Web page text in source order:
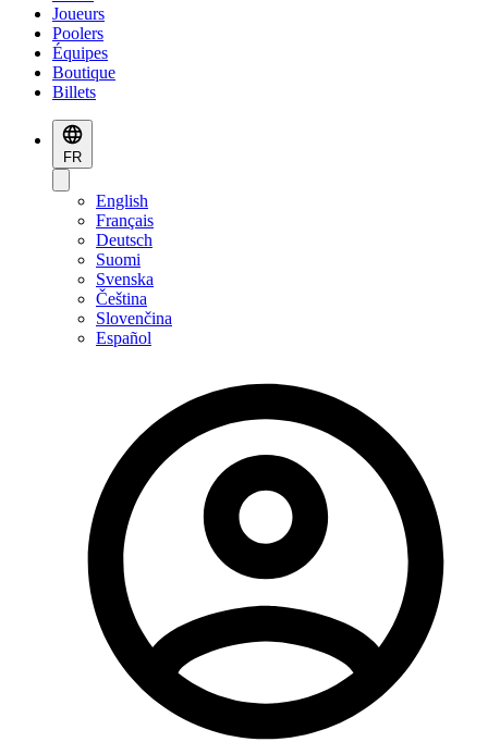
Joueurs
Poolers
Équipes
Boutique
Billets
FR
English
Français
Deutsch
Suomi
Svenska
Čeština
Slovenčina
Español